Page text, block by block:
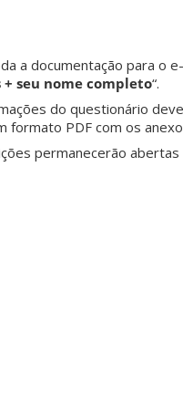
a documentação para o
+ seu nome completo“.
do questionário
formato PDF com os
permanecerão